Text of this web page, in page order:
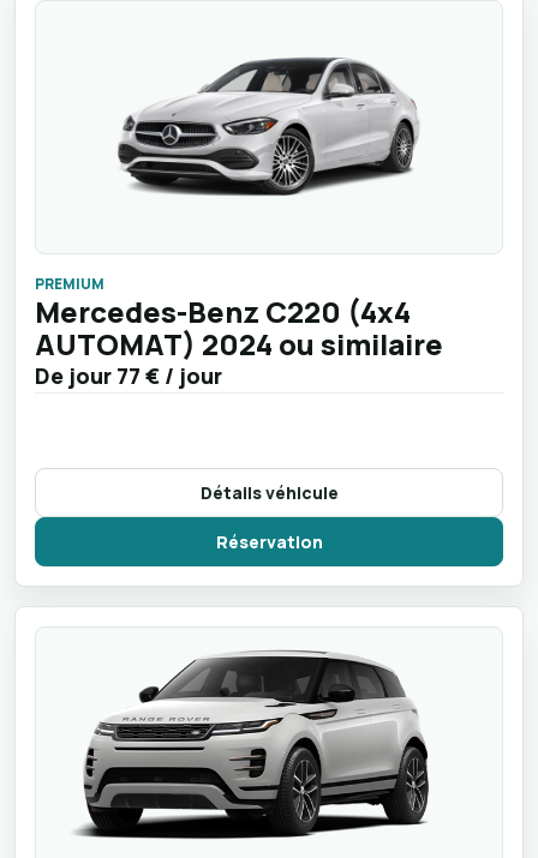
PREMIUM
Mercedes-Benz C220 (4x4
AUTOMAT) 2024 ou similaire
De jour 77 € / jour
Détails véhicule
Réservation